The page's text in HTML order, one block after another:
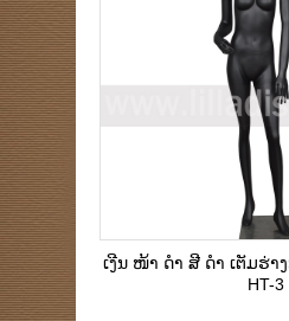
ເງີນ ໜ້າ ດຳ ສີ ດຳ ເຕັມຮ່າ
HT-3